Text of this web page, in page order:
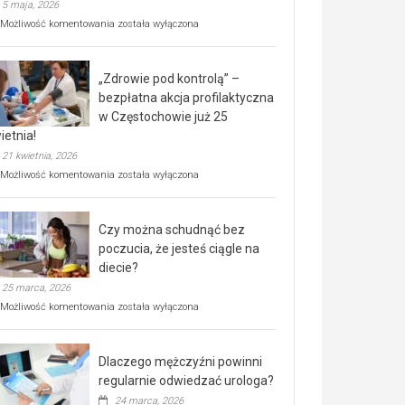
5 maja, 2026
Możliwość komentowania Rusza
rehabilitacji
dla
seniorów!
została wyłączona
„Zdrowie pod kontrolą” –
bezpłatna akcja profilaktyczna
w Częstochowie już 25
21 kwietnia, 2026
Możliwość komentowania „Zdrowie
bezpłatna
akcja
profilaktyczna
w
już
kwietnia!
została wyłączona
Czy można schudnąć bez
poczucia, że jesteś ciągle na
diecie?
25 marca, 2026
Możliwość komentowania Czy
poczucia,
że
została wyłączona
Dlaczego mężczyźni powinni
regularnie odwiedzać urologa?
24 marca, 2026